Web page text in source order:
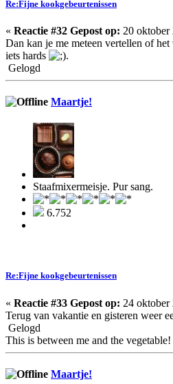
Re:Fijne kookgebeurtenissen
« Reactie #32 Gepost op: 20 oktober
Dan kan je me meteen vertellen of
iets hards
.
Gelogd
Maartje!
Staafmixermeisje. Pur sang.
6.752
Re:Fijne kookgebeurtenissen
« Reactie #33 Gepost op: 24 oktober
Terug van vakantie en gisteren weer
Gelogd
This is between me and the vegetable!
Maartje!